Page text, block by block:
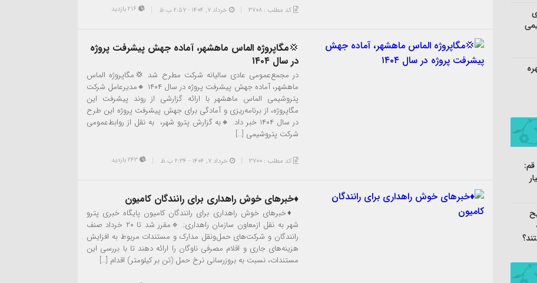
کد مطلب : 3708 خرداد ۷, ۱۴۰۴ - 2:57 ب.ظ
💢مگاپروژه الماس ماهشهر، آماده جهش پیشرفت پروژه
در سال ۱۴۰۴
در مجمع‌عمومی عادی سالیانه شرکت مطرح شد 💢مگاپروژه الماس
ماهشهر، آماده جهش پیشرفت پروژه در سال ۱۴۰۴ 🔸مدیرعامل شرکت
پتروشیمی الماس ماهشهر با ارائه گزارشی از روند پیشرفت این
مگاپروژه، از برنامه‌ریزی و آمادگی برای جهش پیشرفت پروژه این طرح
در سال ۱۴۰۴ خبر داد. 🔸به گزارش پترو شهر، به نقل از روابط‌عمومی
شرکت پتروشیمی […]
کد مطلب : 3700 خرداد ۷, ۱۴۰۴ - 2:34 ب.ظ
♦️خبرهای خوش راهداری برای رانندگان کامیون
♦️خبرهای خوش راهداری برای رانندگان کامیون پایگاه خبری پترو
شهر به نقل ازمعاون سازمان راهداری; 🔹مقرر شد تا ۲۰ خرداد صنف
رانندگان و شرکت‌های حمل‌ونقل مدارک و مستندات مربوط به افزایش
هزینه‌های جاری و اقلام مصرفی ناوگان را ارائه دهند تا با بررسی این
مستندات، نسبت به بروزرسانی نرخ حمل (تن بر کیلومتر) اقدام […]